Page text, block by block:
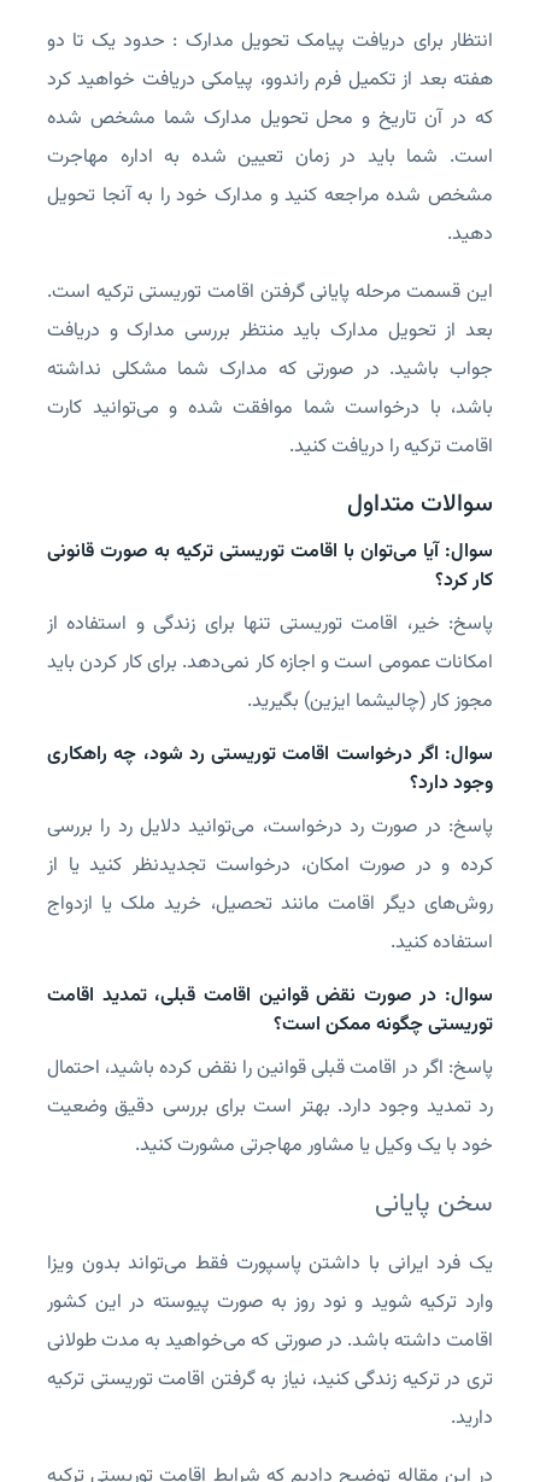
انتظار برای دریافت پیامک تحویل مدارک : حدود یک تا دو
هفته بعد از تکمیل فرم راندوو، پیامکی دریافت خواهید کرد
که در آن تاریخ و محل تحویل مدارک شما مشخص شده
است. شما باید در زمان تعیین شده به اداره مهاجرت
مشخص شده مراجعه کنید و مدارک خود را به آنجا تحویل
دهید.
این قسمت مرحله پایانی گرفتن اقامت توریستی ترکیه است.
بعد از تحویل مدارک باید منتظر بررسی مدارک و دریافت
جواب باشید. در صورتی که مدارک شما مشکلی نداشته
باشد، با درخواست شما موافقت شده و می‌توانید کارت
اقامت ترکیه را دریافت کنید.
سوالات متداول
سوال: آیا می‌توان با اقامت توریستی ترکیه به صورت قانونی
کار کرد؟
پاسخ: خیر، اقامت توریستی تنها برای زندگی و استفاده از
امکانات عمومی است و اجازه کار نمی‌دهد. برای کار کردن باید
مجوز کار (چالیشما ایزین) بگیرید.
سوال: اگر درخواست اقامت توریستی رد شود، چه راهکاری
وجود دارد؟
پاسخ: در صورت رد درخواست، می‌توانید دلایل رد را بررسی
کرده و در صورت امکان، درخواست تجدیدنظر کنید یا از
روش‌های دیگر اقامت مانند تحصیل، خرید ملک یا ازدواج
استفاده کنید.
سوال: در صورت نقض قوانین اقامت قبلی، تمدید اقامت
توریستی چگونه ممکن است؟
پاسخ: اگر در اقامت قبلی قوانین را نقض کرده باشید، احتمال
رد تمدید وجود دارد. بهتر است برای بررسی دقیق وضعیت
خود با یک وکیل یا مشاور مهاجرتی مشورت کنید.
سخن پایانی
یک فرد ایرانی با داشتن پاسپورت فقط می‌تواند بدون ویزا
وارد ترکیه شوید و نود روز به صورت پیوسته در این کشور
اقامت داشته باشد. در صورتی که می‌خواهید به مدت طولانی
تری در ترکیه زندگی کنید، نیاز به گرفتن اقامت توریستی ترکیه
دارید.